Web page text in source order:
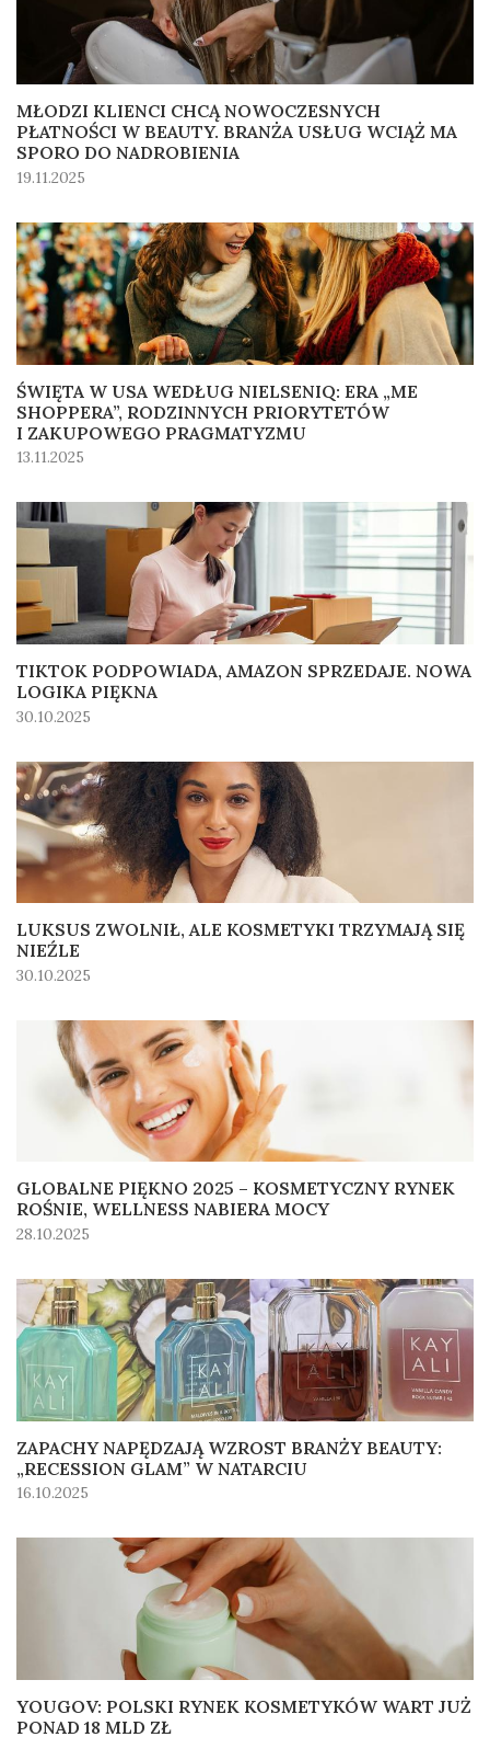
MŁODZI KLIENCI CHCĄ NOWOCZESNYCH
PŁATNOŚCI W BEAUTY. BRANŻA USŁUG WCIĄŻ MA
SPORO DO NADROBIENIA
19.11.2025
ŚWIĘTA W USA WEDŁUG NIELSENIQ: ERA „ME
SHOPPERA”, RODZINNYCH PRIORYTETÓW
I ZAKUPOWEGO PRAGMATYZMU
13.11.2025
TIKTOK PODPOWIADA, AMAZON SPRZEDAJE. NOWA
LOGIKA PIĘKNA
30.10.2025
LUKSUS ZWOLNIŁ, ALE KOSMETYKI TRZYMAJĄ SIĘ
NIEŹLE
30.10.2025
GLOBALNE PIĘKNO 2025 – KOSMETYCZNY RYNEK
ROŚNIE, WELLNESS NABIERA MOCY
28.10.2025
ZAPACHY NAPĘDZAJĄ WZROST BRANŻY BEAUTY:
„RECESSION GLAM” W NATARCIU
16.10.2025
YOUGOV: POLSKI RYNEK KOSMETYKÓW WART JUŻ
PONAD 18 MLD ZŁ